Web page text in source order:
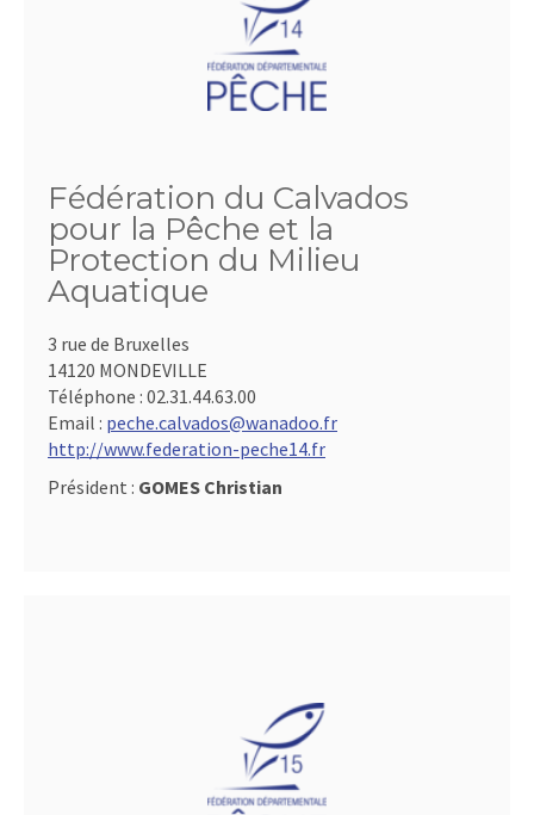
Fédération du Calvados
pour la Pêche et la
Protection du Milieu
Aquatique
3 rue de Bruxelles
14120 MONDEVILLE
Téléphone : 02.31.44.63.00
Email : peche.calvados@wanadoo.fr
http://www.federation-peche14.fr
Président : GOMES Christian